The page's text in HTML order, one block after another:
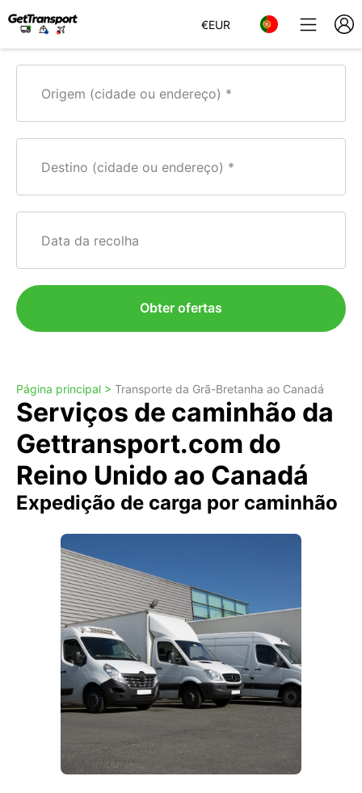
€EUR
Origem (cidade ou endereço)
Destino (cidade ou endereço)
Data da recolha
Obter ofertas
Página principal > Transporte da Grã-Bretanha ao Canadá
Serviços de caminhão da
Gettransport.com do
Reino Unido ao Canadá
Expedição de carga por caminhão